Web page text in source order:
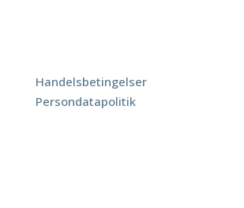
Handelsbetingelser
Persondatapolitik